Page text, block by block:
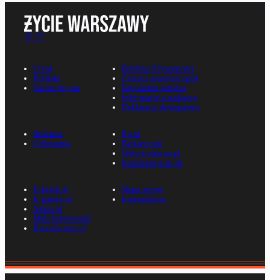
O nas
Kontakt
Napisz do nas
Polityka Prywatności
Zmiana ustawień zgód
Regulamin serwisu
Informacje o nadawcy
Deklaracja dostępności
Reklama
Ogłoszenia
Rp.pl
Parkiet.com
Wiescirolnicze.pl
Konferencje.rp.pl
E-kiosk.pl
E-gazety.pl
Nexto.pl
Mała księgowość
Kancelarierp.pl
Mapa strony
Kalendarium